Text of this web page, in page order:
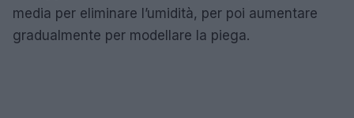
media per eliminare l’umidità, per poi aumentare
gradualmente per modellare la piega.